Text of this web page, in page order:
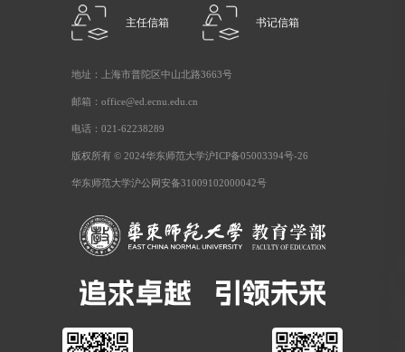
主任信箱 书记信箱
地址：上海市普陀区中山北路3663号
邮箱：office@ed.ecnu.edu.cn
电话：021-62238289
版权所有 © 2024华东师范大学沪ICP备05003394号-26
华东师范大学沪公网安备31009102000042号